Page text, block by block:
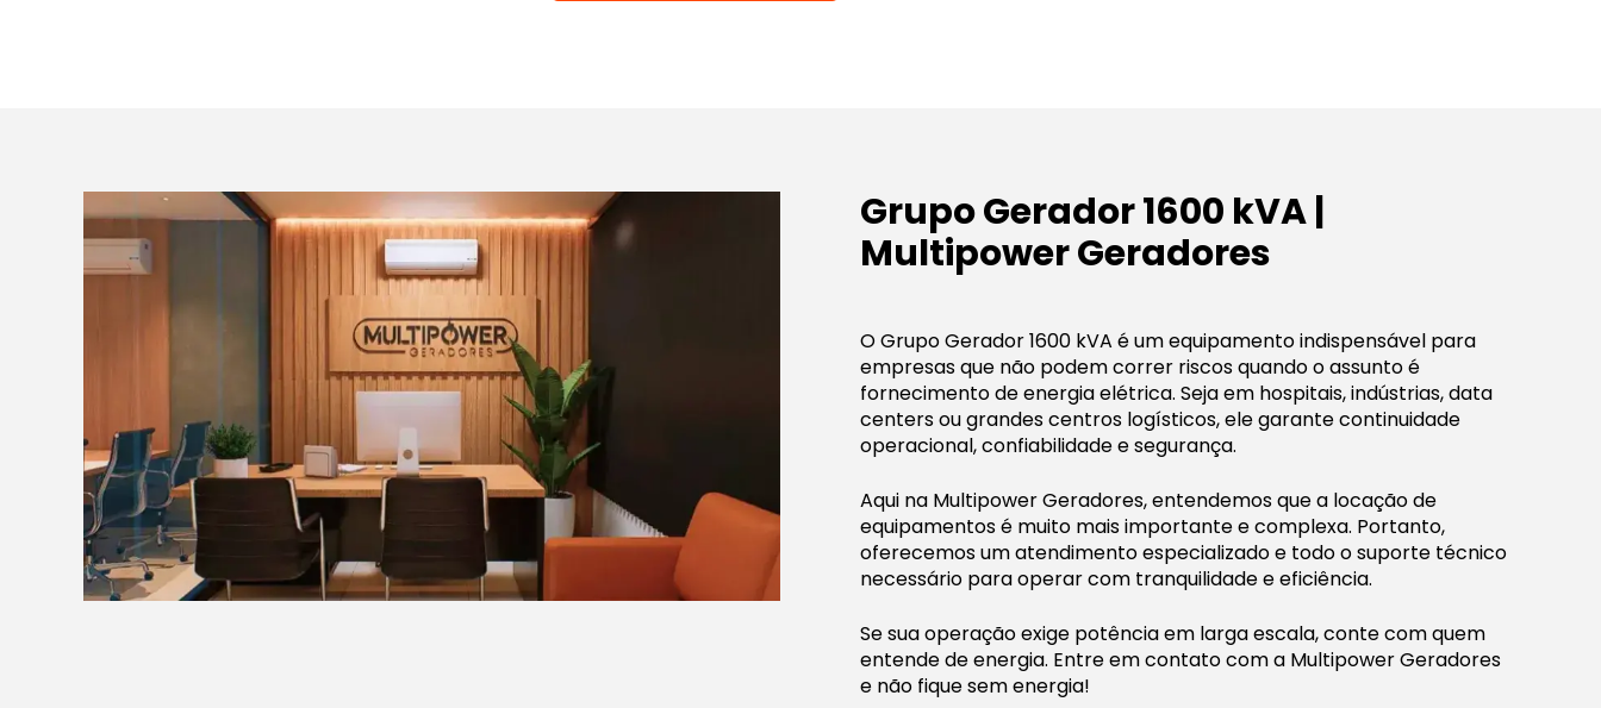
Grupo Gerador 1600 kVA |
Multipower Geradores
O Grupo Gerador 1600 kVA é um equipamento indispensável para
empresas que não podem correr riscos quando o assunto é
fornecimento de energia elétrica. Seja em hospitais, indústrias, data
centers ou grandes centros logísticos, ele garante continuidade
operacional, confiabilidade e segurança.
Aqui na Multipower Geradores, entendemos que a locação de
equipamentos é muito mais importante e complexa. Portanto,
oferecemos um atendimento especializado e todo o suporte técnico
necessário para operar com tranquilidade e eficiência.
Se sua operação exige potência em larga escala, conte com quem
entende de energia. Entre em contato com a Multipower Geradores
e não fique sem energia!